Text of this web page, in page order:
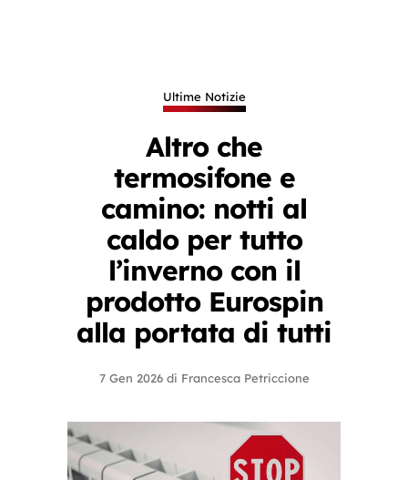
Ultime Notizie
Altro che
termosifone e
camino: notti al
caldo per tutto
l’inverno con il
prodotto Eurospin
alla portata di tutti
7 Gen 2026 di Francesca Petriccione